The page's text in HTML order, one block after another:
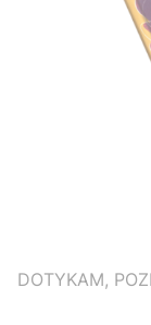
DOTYKAM,